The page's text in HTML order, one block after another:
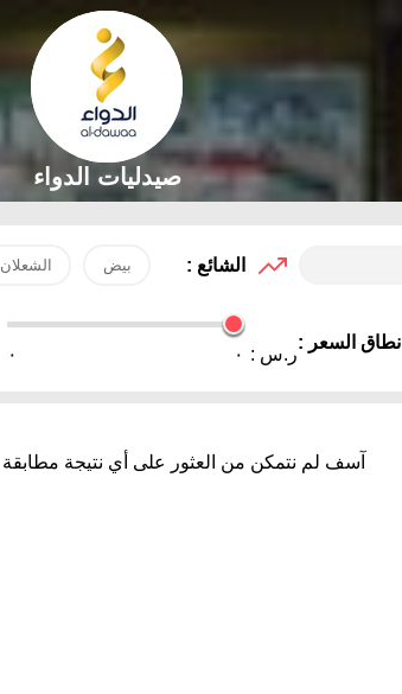
صيدليات الدواء
الشائع : بيض الشعلان
نطاق السعر :
ر.س : ٠ ٠
آسف لم نتمكن من العثور على أي نتيجة مطابقة